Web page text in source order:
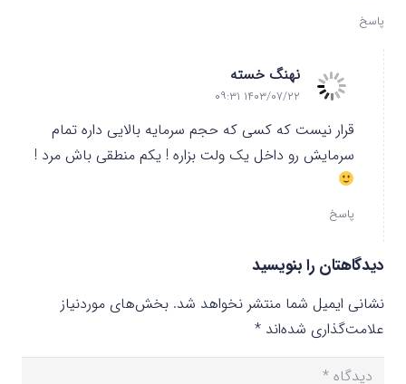
پاسخ
نهنگ خسته
۱۴۰۳/۰۷/۲۲ ۰۹:۳۱
قرار نیست که کسی که حجم سرمایه بالایی داره تمام
سرمایش رو داخل یک ولت بزاره ! یکم منطقی باش مرد !
پاسخ
دیدگاهتان را بنویسید
نشانی ایمیل شما منتشر نخواهد شد. بخش‌های موردنیاز
علامت‌گذاری شده‌اند *